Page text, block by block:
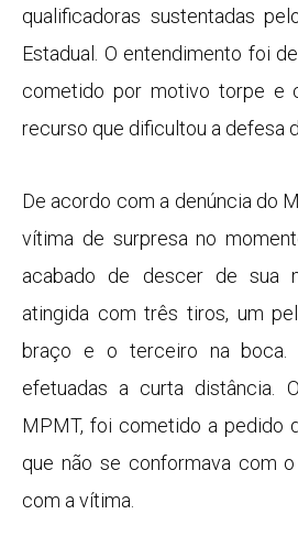
qualificadoras sustentadas
Estadual. O entendimento foi
cometido por motivo torpe e
recurso que dificultou a defesa
De acordo com a denúncia do
vítima de surpresa no
acabado de descer de sua
atingida com três tiros, um
braço e o terceiro na boca.
efetuadas a curta distância.
MPMT, foi cometido a pedido
que não se conformava com
com a vítima.